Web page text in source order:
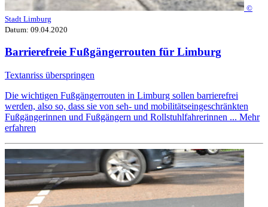
©
Stadt Limburg
Datum: 09.04.2020
Barrierefreie Fußgängerrouten für Limburg
Textanriss überspringen
Die wichtigen Fußgängerrouten in Limburg sollen barrierefrei
werden, also so, dass sie von seh- und mobilitätseingeschränkten
Fußgängerinnen und Fußgängern und Rollstuhlfahrerinnen ... Mehr
erfahren